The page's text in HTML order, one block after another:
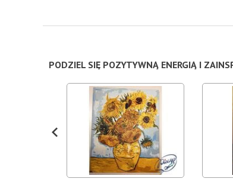
PODZIEL SIĘ POZYTYWNĄ ENERGIĄ I